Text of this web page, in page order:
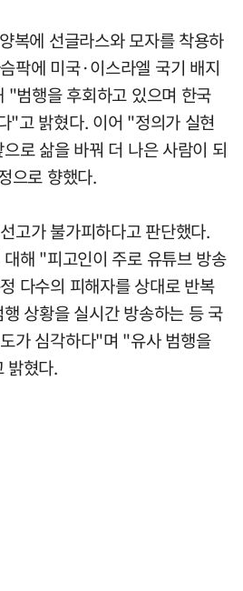
복에 선글라스와 모자를 착용하
팍에 미국·이스라엘 국기 배지
"범행을 후회하고 있으며 한국
"고 밝혔다. 이어 "정의가 실현
로 삶을 바꿔 더 나은 사람이 되
으로 향했다.
고가 불가피하다고 판단했다.
해 "피고인이 주로 유튜브 방송
다수의 피해자를 상대로 반복
상황을 실시간 방송하는 등 국
가 심각하다"며 "유사 범행을
밝혔다.